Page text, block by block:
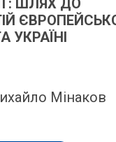
ШЛЯХ ДО
УКРАЇНІ
Мінаков